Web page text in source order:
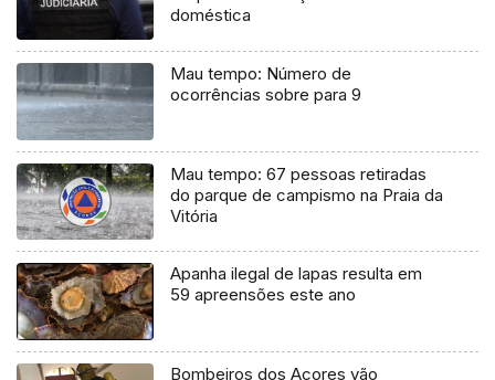
doméstica
Mau tempo: Número de
ocorrências sobre para 9
Mau tempo: 67 pessoas retiradas
do parque de campismo na Praia da
Vitória
Apanha ilegal de lapas resulta em
59 apreensões este ano
Bombeiros dos Açores vão